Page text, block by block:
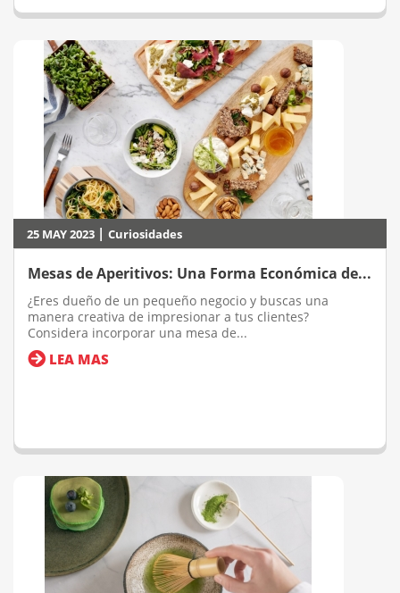
25 MAY 2023 | Curiosidades
Mesas de Aperitivos: Una Forma Económica de...
¿Eres dueño de un pequeño negocio y buscas una
manera creativa de impresionar a tus clientes?
Considera incorporar una mesa de...
LEA MAS